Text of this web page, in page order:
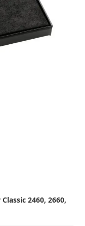
Classic 2460, 2660,